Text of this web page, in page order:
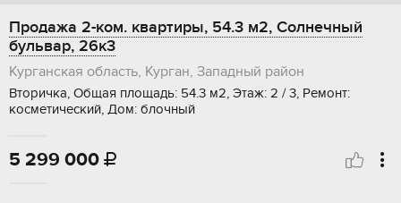
Продажа 2-ком. квартиры, 54.3 м2, Солнечный
бульвар, 26к3
Курганская область, Курган, Западный район
Вторичка, Общая площадь: 54.3 м2, Этаж: 2 / 3, Ремонт:
косметический, Дом: блочный
5 299 000 